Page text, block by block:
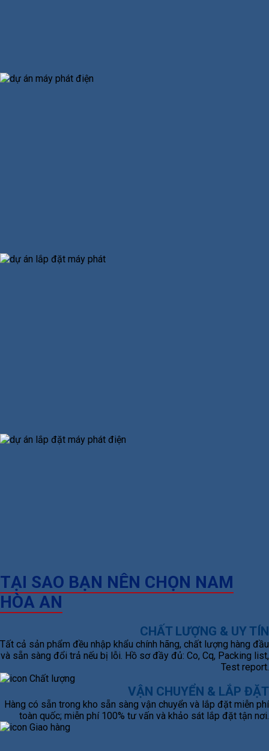
TẠI SAO BẠN NÊN CHỌN NAM
HÒA AN
CHẤT LƯỢNG & UY TÍN
Tất cả sản phẩm đều nhập khẩu chính hãng, chất lượng hàng đầu
và sẵn sàng đổi trả nếu bị lỗi. Hồ sơ đầy đủ: Co, Cq, Packing list,
Test report.
VẬN CHUYỂN & LẮP ĐẶT
Hàng có sẵn trong kho sẵn sàng vận chuyển và lắp đặt miễn phí
toàn quốc; miễn phí 100% tư vấn và khảo sát lắp đặt tận nơi.